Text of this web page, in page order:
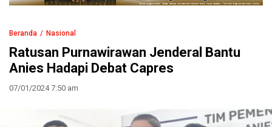
Beranda Nasional
Ratusan Purnawirawan Jenderal Bantu
Anies Hadapi Debat Capres
07/01/2024 7:50 am